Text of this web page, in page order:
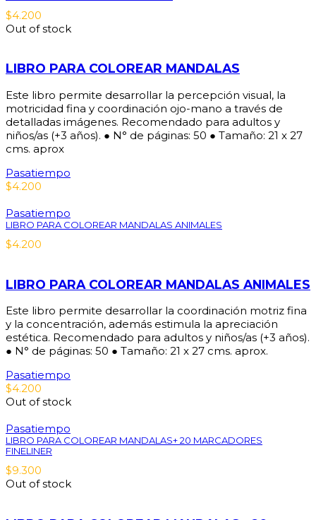
$4.200
Out of stock
LIBRO PARA COLOREAR MANDALAS
Este libro permite desarrollar la percepción visual, la
motricidad fina y coordinación ojo-mano a través de
detalladas imágenes. Recomendado para adultos y
niños/as (+3 años). ● N° de páginas: 50 ● Tamaño: 21 x 27
cms. aprox
Pasatiempo
$4.200
Pasatiempo
LIBRO PARA COLOREAR MANDALAS ANIMALES
$4.200
LIBRO PARA COLOREAR MANDALAS ANIMALES
Este libro permite desarrollar la coordinación motriz fina
y la concentración, además estimula la apreciación
estética. Recomendado para adultos y niños/as (+3 años).
● N° de páginas: 50 ● Tamaño: 21 x 27 cms. aprox.
Pasatiempo
$4.200
Out of stock
Pasatiempo
LIBRO PARA COLOREAR MANDALAS+ 20 MARCADORES
FINELINER
$9.300
Out of stock